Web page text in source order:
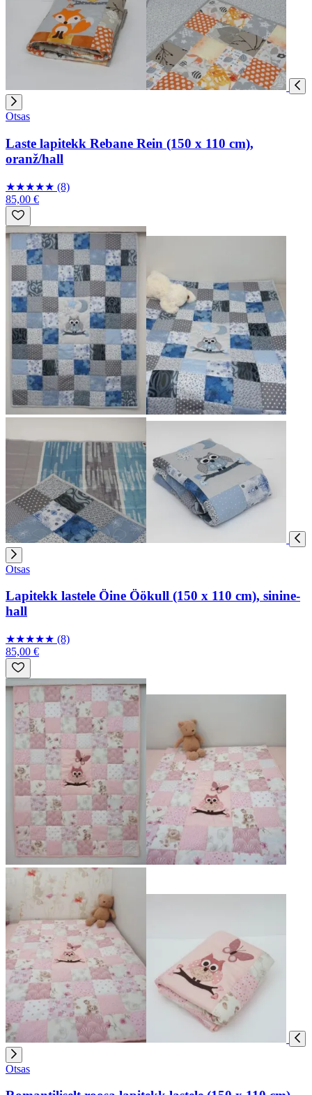
Otsas
Laste lapitekk Rebane Rein (150 x 110 cm),
oranž/hall
★★★★★ (8)
85,00 €
Otsas
Lapitekk lastele Öine Öökull (150 x 110 cm), sinine-
hall
★★★★★ (8)
85,00 €
Otsas